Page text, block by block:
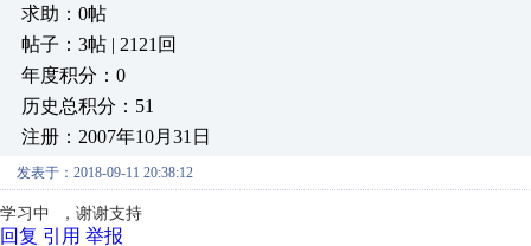
求助：0帖
帖子：3帖 | 2121回
年度积分：0
历史总积分：51
注册：2007年10月31日
发表于：2018-09-11 20:38:12
学习中 ，谢谢支持
回复 引用 举报